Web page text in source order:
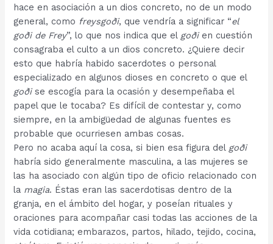
hace en asociación a un dios concreto, no de un modo
general, como freysgoði, que vendría a significar “el
goði de Frey”, lo que nos indica que el goðien cuestión
consagraba el culto a un dios concreto. ¿Quiere decir
esto que habría habido sacerdotes o personal
especializado en algunos dioses en concreto o que el
goðise escogía para la ocasión y desempeñaba el
papel que le tocaba? Es difícil de contestar y, como
siempre, en la ambigüedad de algunas fuentes es
probable que ocurriesen ambas cosas.
Pero no acaba aquí la cosa, si bien esa figura del goði
habría sido generalmente masculina, a las mujeres se
las ha asociado con algún tipo de oficio relacionado con
la magia. Éstas eran las sacerdotisas dentro de la
granja, en el ámbito del hogar, y poseían rituales y
oraciones para acompañar casi todas las acciones de la
vida cotidiana; embarazos, partos, hilado, tejido, cocina,